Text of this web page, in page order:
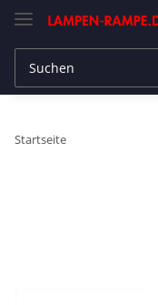
Startseite